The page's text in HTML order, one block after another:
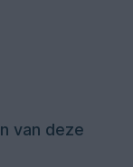
van deze